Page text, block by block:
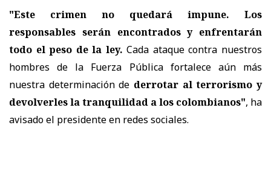
"Este crimen no quedará impune. Los
responsables serán encontrados y enfrentarán
todo el peso de la ley. Cada ataque contra nuestros
hombres de la Fuerza Pública fortalece aún más
nuestra determinación de derrotar al terrorismo y
devolverles la tranquilidad a los colombianos", ha
avisado el presidente en redes sociales.